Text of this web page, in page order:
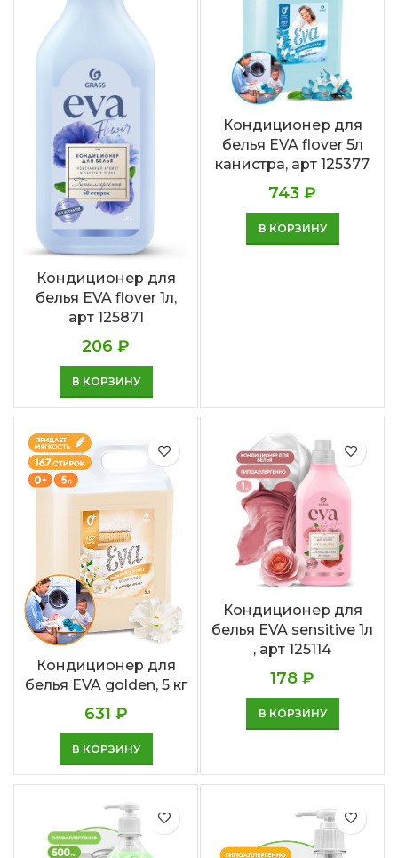
Кондиционер для
белья EVA flover 1л,
арт 125871
206 ₽
В КОРЗИНУ
Кондиционер для
белья EVA flover 5л
канистра, арт 125377
743 ₽
В КОРЗИНУ
Кондиционер для
белья EVA golden, 5 кг
631 ₽
В КОРЗИНУ
Кондиционер для
белья EVA sensitive 1л
, арт 125114
178 ₽
В КОРЗИНУ